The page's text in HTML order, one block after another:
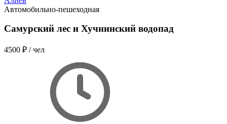
Автомобильно-пешеходная
Самурский лес и Хучнинский водопад
4500 ₽ / чел